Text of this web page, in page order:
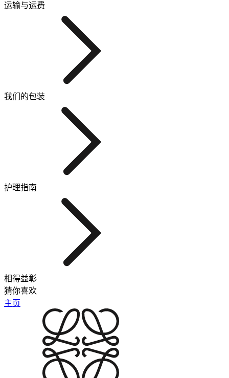
运输与运费
我们的包装
护理指南
相得益彰
猜你喜欢
主页